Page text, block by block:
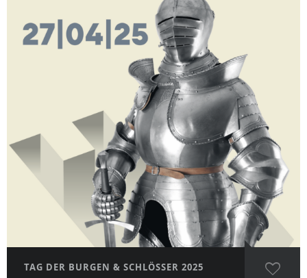
TAG DER BURGEN & SCHLÖSSER 2025